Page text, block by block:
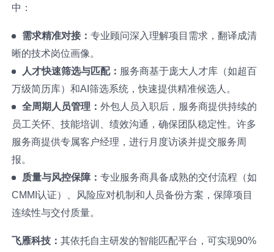
中：
需求精准对接： 专业顾问深入理解项目需求，翻译成清
晰的技术岗位画像。
人才快速筛选与匹配： 服务商基于庞大人才库（如超百
万级简历库）和AI筛选系统，快速提供精准候选人。
全周期人员管理： 外包人员入职后，服务商提供持续的
员工关怀、技能培训、绩效沟通，确保团队稳定性。许多
服务商提供专属客户经理，进行月度访谈并提交服务周
报。
质量与风控保障： 专业服务商具备成熟的交付流程（如
CMMI认证）、风险应对机制和人员备份方案，保障项目
连续性与交付质量。
飞雁科技：其依托自主研发的智能匹配平台，可实现90%